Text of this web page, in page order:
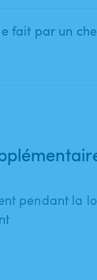
fait par un
pendant la